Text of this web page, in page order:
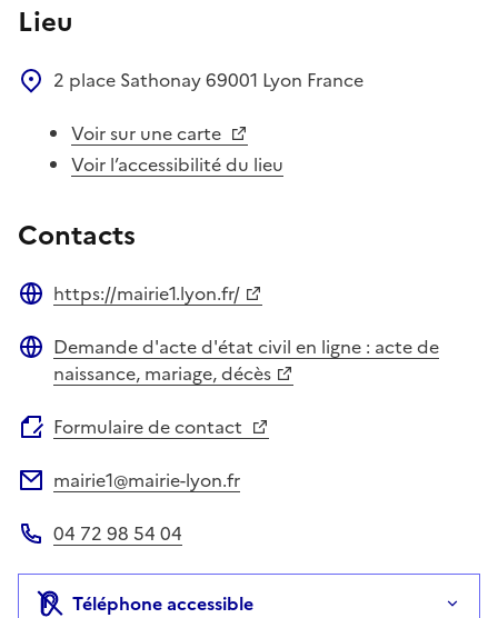
Lieu
2 place Sathonay69001 Lyon France
Voir sur une carte
Voir l’accessibilité du lieu
Contacts
https://mairie1.lyon.fr/
Site web
Demande d'acte d'état civil en ligne : acte de
naissance, mariage, décès
Formulaire de contact
mairie1@mairie-lyon.fr
04 72 98 54 04
Téléphone accessible